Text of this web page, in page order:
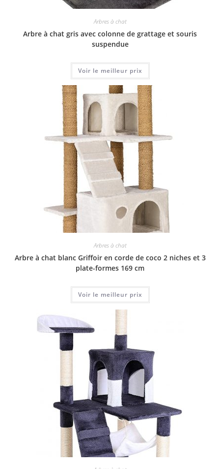
Arbres à chat
Arbre à chat gris avec colonne de grattage et souris
suspendue
Voir le meilleur prix
Arbres à chat
Arbre à chat blanc Griffoir en corde de coco 2 niches et 3
plate-formes 169 cm
Voir le meilleur prix